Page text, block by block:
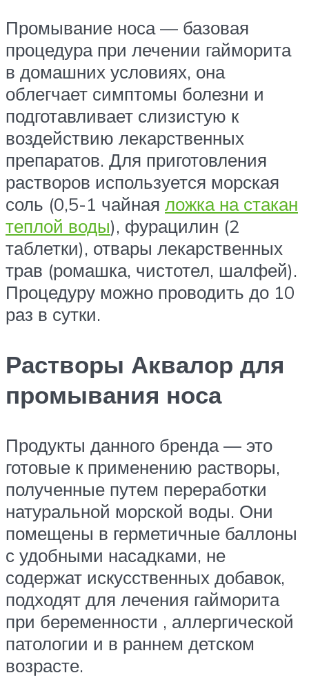
Промывание носа — базовая
процедура при лечении гайморита
в домашних условиях, она
облегчает симптомы болезни и
подготавливает слизистую к
воздействию лекарственных
препаратов. Для приготовления
растворов используется морская
соль (0,5-1 чайная ложка на стакан
теплой воды), фурацилин (2
таблетки), отвары лекарственных
трав (ромашка, чистотел, шалфей).
Процедуру можно проводить до 10
раз в сутки.
Растворы Аквалор для
промывания носа
Продукты данного бренда — это
готовые к применению растворы,
полученные путем переработки
натуральной морской воды. Они
помещены в герметичные баллоны
с удобными насадками, не
содержат искусственных добавок,
подходят для лечения гайморита
при беременности , аллергической
патологии и в раннем детском
возрасте.